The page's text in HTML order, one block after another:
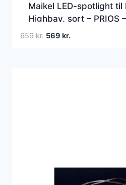
Maikel LED-spotlight til
Highbay, sort – PRIOS
lyskilde
659kr. Den
569 kr.Den